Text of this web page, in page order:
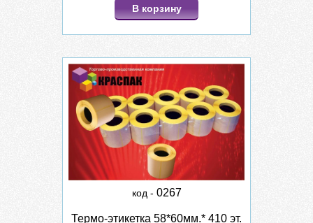
В корзину
код - 0267
Термо-этикетка 58*60мм.* 410 эт.